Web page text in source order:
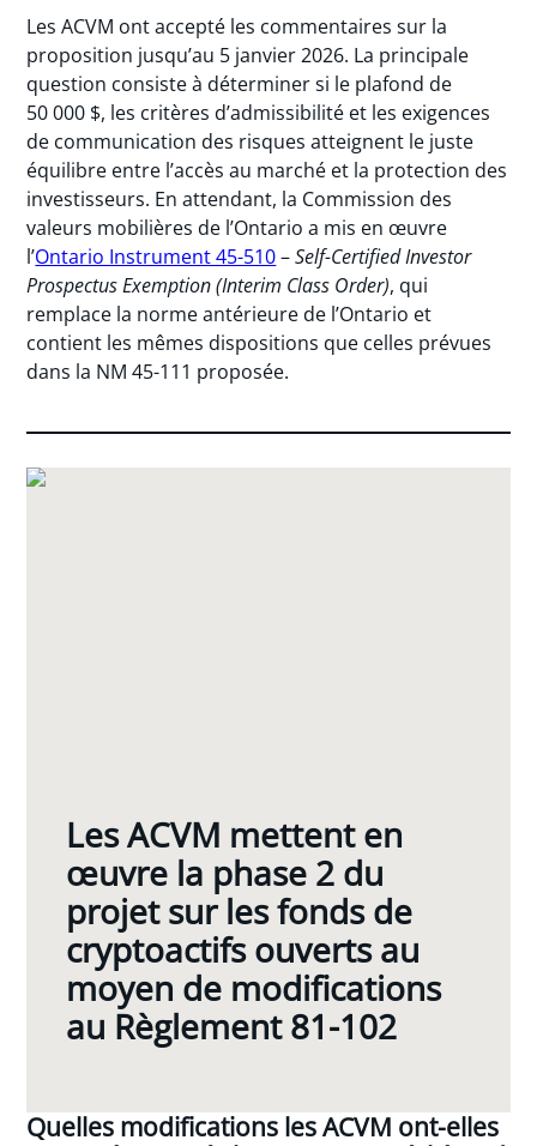
Les ACVM ont accepté les commentaires sur la
proposition jusqu’au 5 janvier 2026. La principale
question consiste à déterminer si le plafond de
50 000 $, les critères d’admissibilité et les exigences
de communication des risques atteignent le juste
équilibre entre l’accès au marché et la protection des
investisseurs. En attendant, la Commission des
valeurs mobilières de l’Ontario a mis en œuvre
l’Ontario Instrument 45-510–Self-Certified Investor
Prospectus Exemption (Interim Class Order), qui
remplace la norme antérieure de l’Ontario et
contient les mêmes dispositions que celles prévues
dans la NM 45-111 proposée.
Les ACVM mettent en
œuvre la phase 2 du
projet sur les fonds de
cryptoactifs ouverts au
moyen de modifications
au Règlement 81-102
Quelles modifications les ACVM ont-elles